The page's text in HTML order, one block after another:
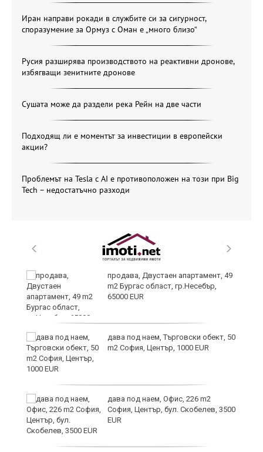
Иран направи рокади в службите си за сигурност,
споразумение за Ормуз с Оман е „много близо“
Русия разширява производството на реактивни дронове,
избягващи зенитните дронове
Сушата може да раздели река Рейн на две части
Подходящ ли е моментът за инвестиции в европейски
акции?
Проблемът на Tesla с AI е противоположен на този при Big
Tech – недостатъчно разходи
продава, Двустаен апартамент, 49
m2 Бургас област, гр.Несебър,
65000 EUR
дава под наем, Търговски обект, 50
m2 София, Център, 1000 EUR
дава под наем, Офис, 226 m2
София, Център, бул. Скобелев, 3500
EUR